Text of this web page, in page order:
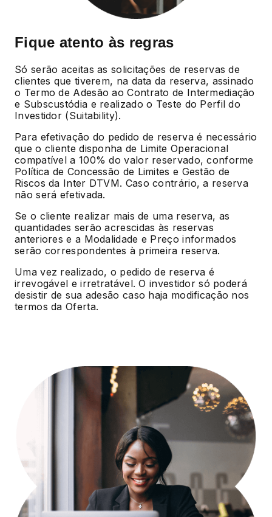
Fique atento às regras
Só serão aceitas as solicitações de reservas de
clientes que tiverem, na data da reserva, assinado
o Termo de Adesão ao Contrato de Intermediação
e Subscustódia e realizado o Teste do Perfil do
Investidor (Suitability).
Para efetivação do pedido de reserva é necessário
que o cliente disponha de Limite Operacional
compatível a 100% do valor reservado, conforme
Política de Concessão de Limites e Gestão de
Riscos da Inter DTVM. Caso contrário, a reserva
não será efetivada.
Se o cliente realizar mais de uma reserva, as
quantidades serão acrescidas às reservas
anteriores e a Modalidade e Preço informados
serão correspondentes à primeira reserva.
Uma vez realizado, o pedido de reserva é
irrevogável e irretratável. O investidor só poderá
desistir de sua adesão caso haja modificação nos
termos da Oferta.